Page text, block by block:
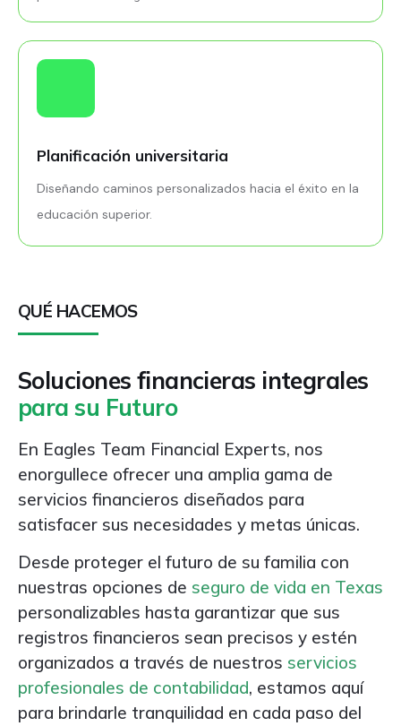
Planificación universitaria
Diseñando caminos personalizados hacia el éxito en la
educación superior.
QUÉ HACEMOS
Soluciones financieras integrales
para su Futuro
En Eagles Team Financial Experts, nos
enorgullece ofrecer una amplia gama de
servicios financieros diseñados para
satisfacer sus necesidades y metas únicas.
Desde proteger el futuro de su familia con
nuestras opciones de seguro de vida en Texas
personalizables hasta garantizar que sus
registros financieros sean precisos y estén
organizados a través de nuestros servicios
profesionales de contabilidad, estamos aquí
para brindarle tranquilidad en cada paso del